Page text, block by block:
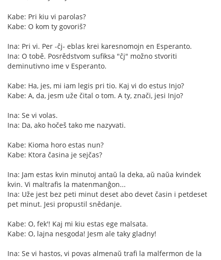
Kabe: Pri kiu vi parolas?
Kabe: O kom ty govoriš?
Ina: Pri vi. Per -ĉj- eblas krei karesnomojn en Esperanto.
Ina: O tobě. Posrědstvom sufiksa "ĉj" možno stvoriti
deminutivno ime v Esperanto.
Kabe: Ha, jes, mi iam legis pri tio. Kaj vi do estus Injo?
Kabe: A, da, jesm uže čital o tom. A ty, znači, jesi Injo?
Ina: Se vi volas.
Ina: Da, ako hočeš tako me nazyvati.
Kabe: Kioma horo estas nun?
Kabe: Ktora časina je sejčas?
Ina: Jam estas kvin minutoj antaŭ la deka, aŭ naŭa kvindek
kvin. Vi maltrafis la matenmanĝon...
Ina: Uže jest bez peti minut deset abo devet časin i petdeset
pet minut. Jesi propustil snědanje.
Kabe: O, fek'! Kaj mi kiu estas ege malsata.
Kabe: O, lajna nesgoda! Jesm ale taky gladny!
Ina: Se vi hastos, vi povas almenaŭ trafi la malfermon de la